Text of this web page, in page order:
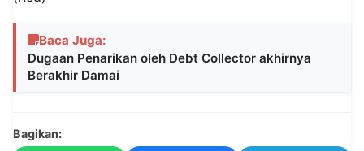
Baca Juga:
Dugaan Penarikan oleh Debt Collector akhirnya
Berakhir Damai
Bagikan: